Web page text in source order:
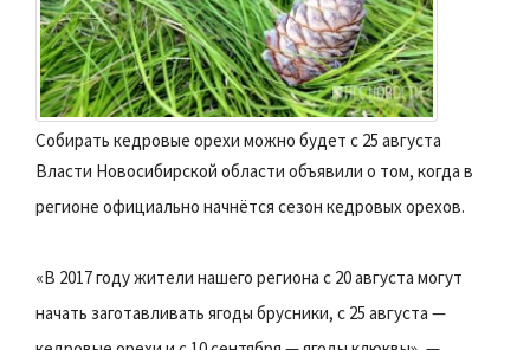
Собирать кедровые орехи можно будет с 25 августа
Власти Новосибирской области объявили о том, когда в
регионе официально начнётся сезон кедровых орехов.
«В 2017 году жители нашего региона с 20 августа могут
начать заготавливать ягоды брусники, с 25 августа —